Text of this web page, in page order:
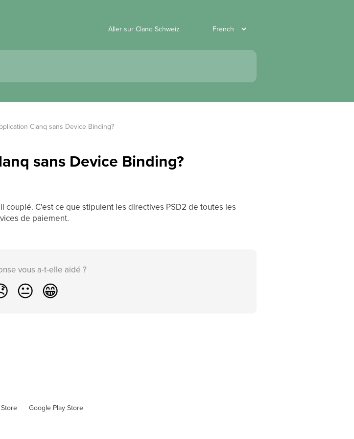
Aller sur Clanq Schweiz
Clanq sans Device Binding?
sans Device Binding?
C'est ce que stipulent les directives PSD2 de toutes les
de paiement.
vous a-t-elle aidé ?
😐 😁
Google Play Store